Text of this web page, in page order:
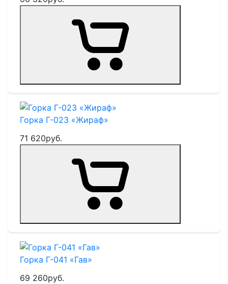
Горка Г-023 «Жираф»
71 620руб.
Горка Г-041 «Гав»
69 260руб.